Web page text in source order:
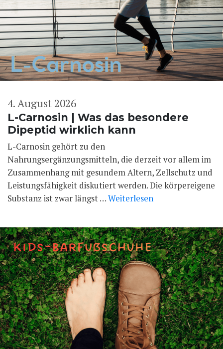
L-Carnosin | Was das besondere
Dipeptid wirklich kann
4. August 2026
L-Carnosin gehört zu den
Nahrungsergänzungsmitteln, die derzeit vor allem im
Zusammenhang mit gesundem Altern, Zellschutz und
Leistungsfähigkeit diskutiert werden. Die körpereigene
Substanz ist zwar längst …Weiterlesen